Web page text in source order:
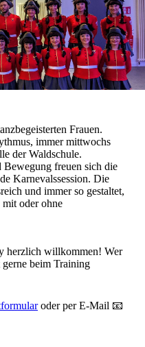
Frauen.
immer mittwochs
der Waldschule.
freuen sich die
Karnevalssession. Die
und immer so gestaltet,
mit oder ohne
herzlich willkommen! Wer
beim Training
oder per E-Mail 📧